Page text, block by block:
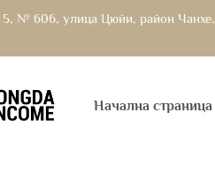
5, № 606, улица Цюйи, район
Начална страница